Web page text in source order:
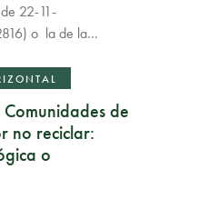
22-11-
o la de la…
de
no reciclar:
o